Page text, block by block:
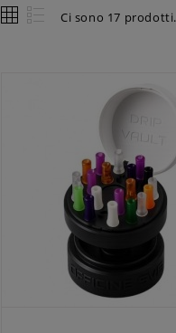
Ci sono 17 prodotti.